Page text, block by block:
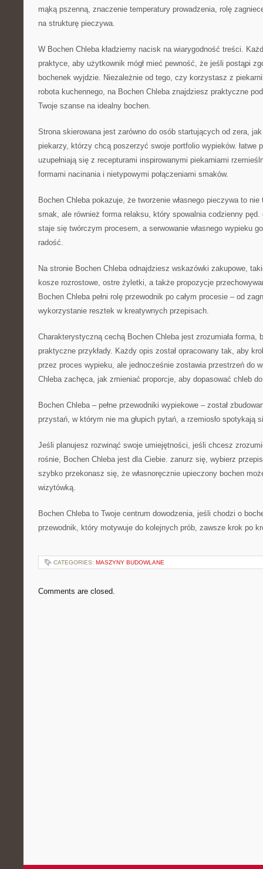
mąką pszenną, znaczenie temperatury prowadzenia, rolę
na strukturę pieczywa.
W Bochen Chleba kładziemy nacisk na wiarygodność treści.
praktyce, aby użytkownik mógł mieć pewność, że jeśli postąpi
bochenek wyjdzie. Niezależnie od tego, czy korzystasz z
robota kuchennego, na Bochen Chleba znajdziesz praktyczne
Twoje szanse na idealny bochen.
Strona skierowana jest zarówno do osób startujących od zera,
piekarzy, którzy chcą poszerzyć swoje portfolio wypieków. łatwe
uzupełniają się z recepturami inspirowanymi piekarniami
formami nacinania i nietypowymi połączeniami smaków.
Bochen Chleba pokazuje, że tworzenie własnego pieczywa to
smak, ale również forma relaksu, który spowalnia codzienny
staje się twórczym procesem, a serwowanie własnego wypieku
radość.
Na stronie Bochen Chleba odnajdziesz wskazówki zakupowe,
kosze rozrostowe, ostre żyletki, a także propozycje
Bochen Chleba pełni rolę przewodnik po całym procesie – od
wykorzystanie resztek w kreatywnych przepisach.
Charakterystyczną cechą Bochen Chleba jest zrozumiała forma,
praktyczne przykłady. Każdy opis został opracowany tak, aby
przez proces wypieku, ale jednocześnie zostawia przestrzeń do
Chleba zachęca, jak zmieniać proporcje, aby dopasować chleb
Bochen Chleba – pełne przewodniki wypiekowe – został
przystań, w którym nie ma głupich pytań, a rzemiosło spotykają
Jeśli planujesz rozwinąć swoje umiejętności, jeśli chcesz
rośnie, Bochen Chleba jest dla Ciebie. zanurz się, wybierz
szybko przekonasz się, że własnoręcznie upieczony bochen
wizytówką.
Bochen Chleba to Twoje centrum dowodzenia, jeśli chodzi o
przewodnik, który motywuje do kolejnych prób, zawsze krok po
CATEGORIES: MASZYNY BUDOWLANE
Comments are closed.